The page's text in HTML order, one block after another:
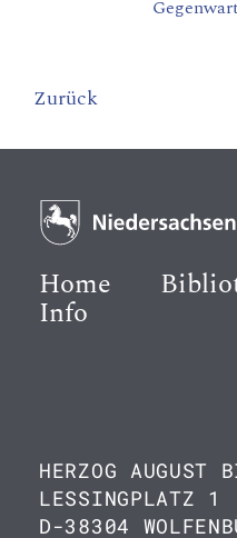
Gegenwart
Zurück
Home
Info
HERZOG AUGUST
LESSINGPLATZ 1
D-38304